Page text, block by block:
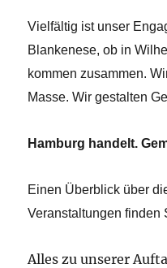
Vielfältig ist unser
Blankenese, ob in
kommen zusammen.
Masse. Wir gestalten
Hamburg handelt.
Einen Überblick über
Veranstaltungen finden
Alles zu unserer